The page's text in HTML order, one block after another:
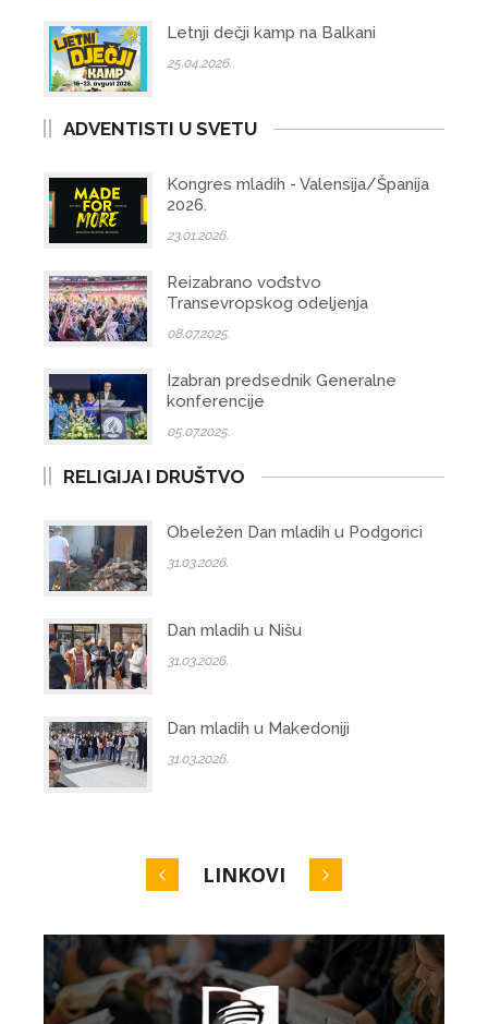
Letnji dečji kamp na Balkani
25.04.2026.
ADVENTISTI U SVETU
Kongres mladih - Valensija/Španija
2026.
23.01.2026.
Reizabrano vođstvo
Transevropskog odeljenja
08.07.2025.
Izabran predsednik Generalne
konferencije
05.07.2025.
RELIGIJA I DRUŠTVO
Obeležen Dan mladih u Podgorici
31.03.2026.
Dan mladih u Nišu
31.03.2026.
Dan mladih u Makedoniji
31.03.2026.
LINKOVI